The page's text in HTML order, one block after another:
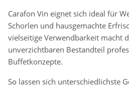
Carafon Vin eignet sich ideal für
Schorlen und hausgemachte
vielseitige Verwendbarkeit macht
unverzichtbaren Bestandteil
Buffetkonzepte.
So lassen sich unterschiedlichste